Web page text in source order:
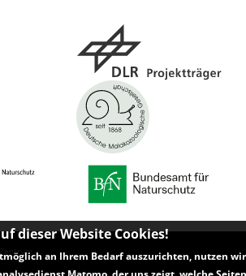
dieser Website Cookies!
an Ihrem Bedarf auszurichten, nutzen wir